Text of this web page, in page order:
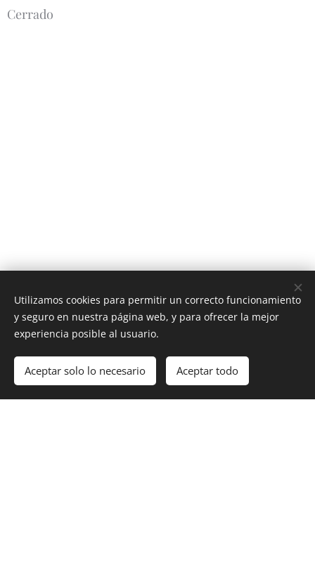
Cerrado
Utilizamos cookies para permitir un correcto funcionamiento
y seguro en nuestra página web, y para ofrecer la mejor
experiencia posible al usuario.
Aceptar solo lo necesario Aceptar todo